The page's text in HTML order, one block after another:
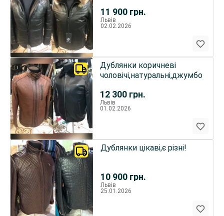
11 900 грн.
Львів
02.02.2026
12 300 грн.
Дублянки коричневі
чоловічі,натуральні,джумбо
Львів
01.02.2026
10 900 грн.
Дублянки цікаві,є різні!
Львів
25.01.2026